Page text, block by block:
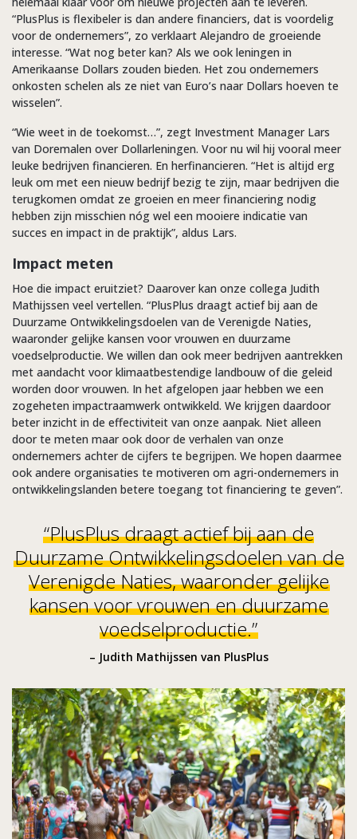
“PlusPlus is flexibeler is dan andere financiers, dat is voordelig
voor de ondernemers”, zo verklaart Alejandro de groeiende
interesse. “Wat nog beter kan? Als we ook leningen in
Amerikaanse Dollars zouden bieden. Het zou ondernemers
onkosten schelen als ze niet van Euro’s naar Dollars hoeven te
wisselen”.
“Wie weet in de toekomst…”, zegt Investment Manager Lars
van Doremalen over Dollarleningen. Voor nu wil hij vooral meer
leuke bedrijven financieren. En herfinancieren. “Het is altijd erg
leuk om met een nieuw bedrijf bezig te zijn, maar bedrijven die
terugkomen omdat ze groeien en meer financiering nodig
hebben zijn misschien nóg wel een mooiere indicatie van
succes en impact in de praktijk”, aldus Lars.
Impact meten
Hoe die impact eruitziet? Daarover kan onze collega Judith
Mathijssen veel vertellen. “PlusPlus draagt actief bij aan de
Duurzame Ontwikkelingsdoelen van de Verenigde Naties,
waaronder gelijke kansen voor vrouwen en duurzame
voedselproductie. We willen dan ook meer bedrijven aantrekken
met aandacht voor klimaatbestendige landbouw of die geleid
worden door vrouwen. In het afgelopen jaar hebben we een
zogeheten impactraamwerk ontwikkeld. We krijgen daardoor
beter inzicht in de effectiviteit van onze aanpak. Niet alleen
door te meten maar ook door de verhalen van onze
ondernemers achter de cijfers te begrijpen. We hopen daarmee
ook andere organisaties te motiveren om agri-ondernemers in
ontwikkelingslanden betere toegang tot financiering te geven”.
“PlusPlus draagt actief bij aan de
Duurzame Ontwikkelingsdoelen van de
Verenigde Naties, waaronder gelijke
kansen voor vrouwen en duurzame
voedselproductie.”
– Judith Mathijssen van PlusPlus